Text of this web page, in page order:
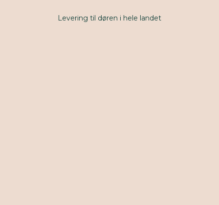
Levering til døren i hele landet